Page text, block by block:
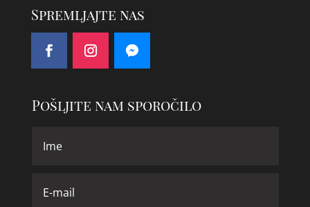
Spremljajte nas
Pošljite nam sporočilo